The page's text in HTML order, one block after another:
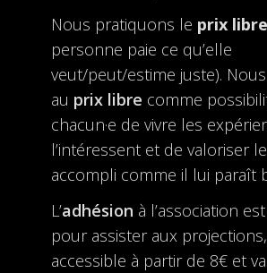
Nous pratiquons le prix libre
personne paie ce qu’elle
veut/peut/estime juste).
au prix libre comme
chacun·e de vivre les
l’intéressent et de valoriser
accompli comme il lui paraît
L’adhésion à l’association
pour assister aux
accessible à partir de 8€ et